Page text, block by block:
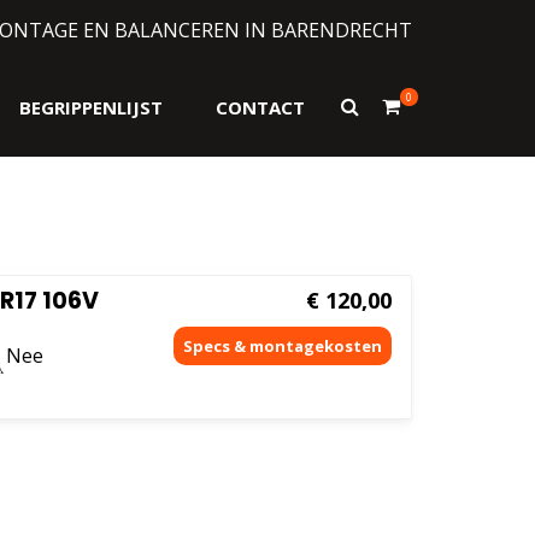
EN BALANCEREN IN BARENDRECHT
BEGRIPPENLIJST CONTACT
Toon
0
106V
Nee
€ 120,00